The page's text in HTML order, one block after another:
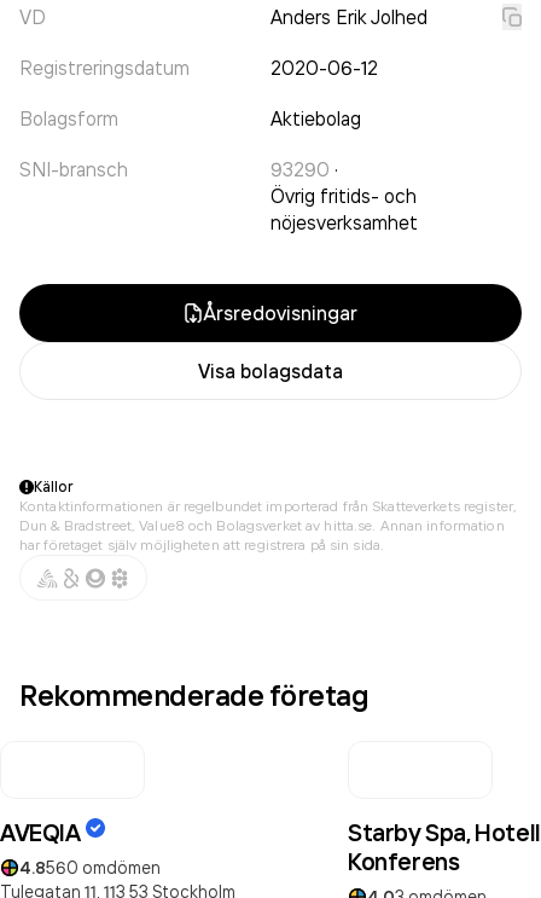
VD Anders Erik Jolhed
Registreringsdatum 2020-06-12
Bolagsform Aktiebolag
SNI-bransch 93290 ·
Övrig fritids- och
nöjesverksamhet
Årsredovisningar
Visa bolagsdata
Källor
Kontaktinformationen är regelbundet importerad från Skatteverkets register,
Dun & Bradstreet, Value8 och Bolagsverket av hitta.se. Annan information
har företaget själv möjligheten att registrera på sin sida.
Rekommenderade företag
AVEQIA
4.8560 omdömen
Tulegatan 11, 113 53 Stockholm
Starby Spa,
Konferens